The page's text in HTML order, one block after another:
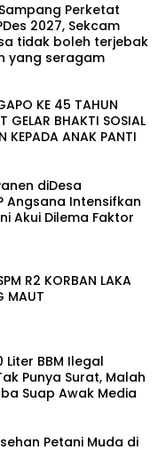
Perketat
2027, Sekcam
tidak boleh terjebak
yang seragam
KE 45 TAHUN
BHAKTI SOSIAL
KEPADA ANAK PANTI
diDesa
Angsana Intensifkan
Akui Dilema Faktor
R2 KORBAN LAKA
MAUT
Liter BBM Ilegal
Punya Surat, Malah
Suap Awak Media
Petani Muda di